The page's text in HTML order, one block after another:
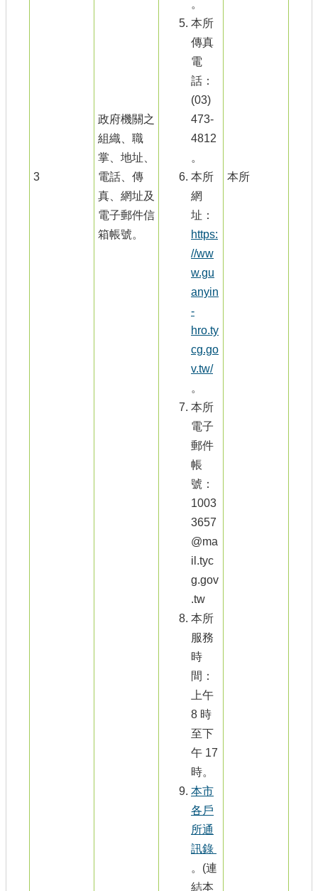
3
政府機關之
組織、職
掌、地址、
電話、傳
真、網址及
電子郵件信
箱帳號。
。
本所
傳真
電
話：
(03)
473-
4812
。
本所
網
址：
https:
//ww
w.gu
anyin
-
hro.ty
cg.go
v.tw/
。
本所
電子
郵件
帳
號：
1003
3657
@ma
il.tyc
g.gov
.tw
本所
服務
時
間：
上午
8 時
至下
午 17
時。
本市
各戶
所通
訊錄
。(連
結本
本所